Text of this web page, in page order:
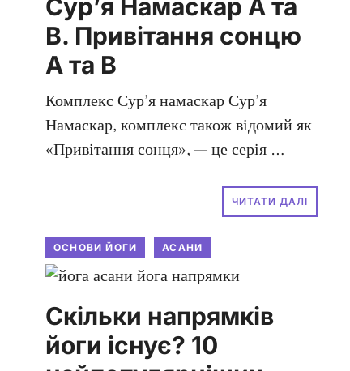
Сур’я Намаскар A та
B. Привітання сонцю
A та B
Комплекс Сур’я намаскар Сур’я
Намаскар, комплекс також відомий як
«Привітання сонця», — це серія …
ЧИТАТИ ДАЛІ
ОСНОВИ ЙОГИ АСАНИ
Скільки напрямків
йоги існує? 10